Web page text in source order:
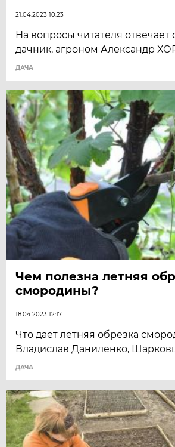
21.04.2023 10:23
На вопросы читателя
дачник, агроном Александр
ДАЧА
Чем полезна летняя
смородины?
18.04.2023 12:17
Что дает летняя обрезка
Владислав Даниленко,
ДАЧА